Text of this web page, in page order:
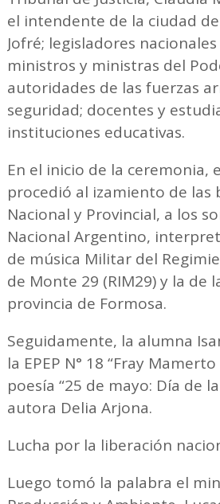
el intendente de la ciudad
Jofré; legisladores
ministros y ministras del
autoridades de las fuerzas
seguridad; docentes y
instituciones educativas.
En el inicio de la ceremonia,
procedió al izamiento de las
Nacional y Provincial, a los
Nacional Argentino,
de música Militar del
de Monte 29 (RIM29) y la de
provincia de Formosa.
Seguidamente, la alumna
la EPEP N° 18 “Fray
poesía “25 de mayo: Día de
autora Delia Arjona.
Lucha por la liberación
Luego tomó la palabra el